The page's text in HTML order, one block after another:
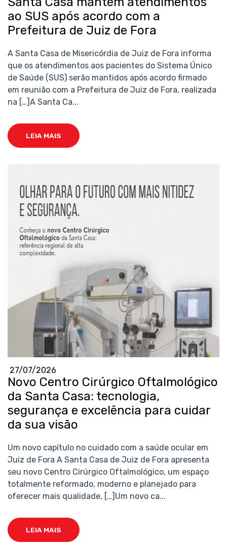
ao SUS após acordo com a
Prefeitura de Juiz de Fora
A Santa Casa de Misericórdia de Juiz de Fora informa
que os atendimentos aos pacientes do Sistema Único
de Saúde (SUS) serão mantidos após acordo firmado
em reunião com a Prefeitura de Juiz de Fora, realizada
na […]A Santa Ca...
LEIA MAIS
27/07/2026
Novo Centro Cirúrgico Oftalmológico
da Santa Casa: tecnologia,
segurança e excelência para cuidar
da sua visão
Um novo capítulo no cuidado com a saúde ocular em
Juiz de Fora A Santa Casa de Juiz de Fora apresenta
seu novo Centro Cirúrgico Oftalmológico, um espaço
totalmente reformado, moderno e planejado para
oferecer mais qualidade, […]Um novo ca...
LEIA MAIS